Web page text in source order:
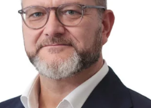
+20 anni fund selector e banker
Investor in crypto and blockchain
dal 2018
e Business developer